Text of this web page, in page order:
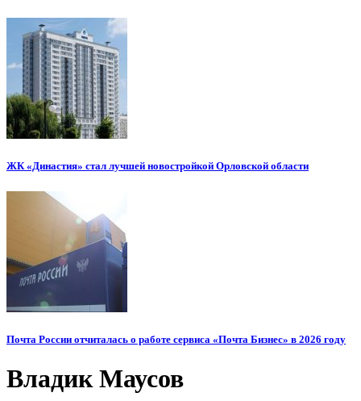
ЖК «Династия» стал лучшей новостройкой Орловской области
Почта России отчиталась о работе сервиса «Почта Бизнес» в 2026 году
Владик Маусов